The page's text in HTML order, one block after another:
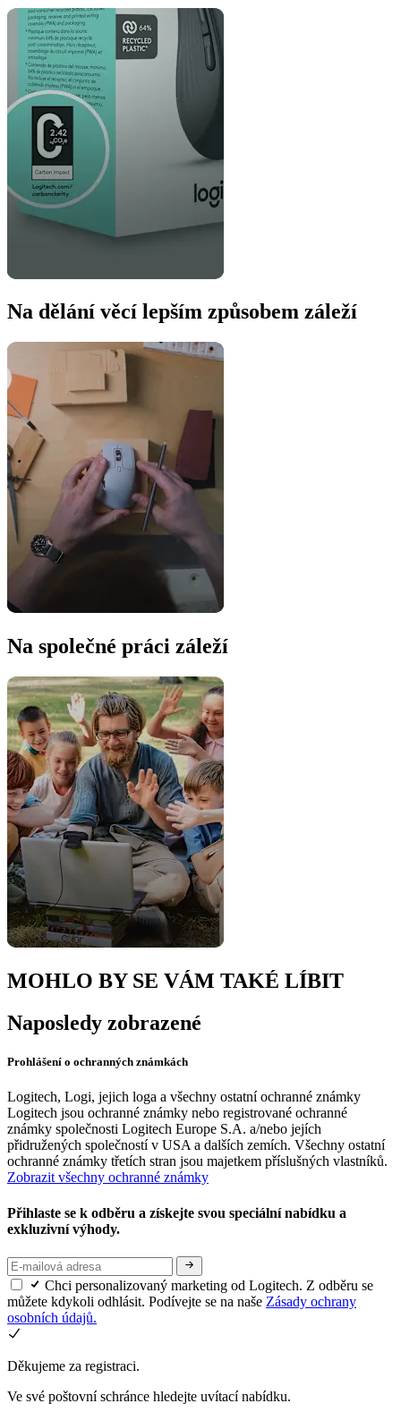
Na dělání věcí lepším způsobem záleží
Na společné práci záleží
MOHLO BY SE VÁM TAKÉ LÍBIT
Naposledy zobrazené
Prohlášení o ochranných známkách
Logitech, Logi, jejich loga a všechny ostatní ochranné známky
Logitech jsou ochranné známky nebo registrované ochranné
známky společnosti Logitech Europe S.A. a/nebo jejích
přidružených společností v USA a dalších zemích. Všechny ostatní
ochranné známky třetích stran jsou majetkem příslušných vlastníků.
Zobrazit všechny ochranné známky
Přihlaste se k odběru a získejte svou speciální nabídku a
exkluzivní výhody.
Chci personalizovaný marketing od Logitech. Z odběru se
můžete kdykoli odhlásit. Podívejte se na naše Zásady ochrany
osobních údajů.
Děkujeme za registraci.
Ve své poštovní schránce hledejte uvítací nabídku.